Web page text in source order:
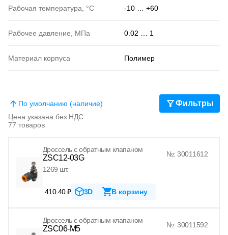
Рабочая температура, °С -10 … +60
Рабочее давление, МПа 0.02 … 1
Материал корпуса Полимер
77 товаров
Цена указана без НДС
По умолчанию (наличие) Фильтры
Дроссель с обратным клапаном
ZSC12-03G
№: 30011612
1269 шт.
410.40 ₽ 3D В корзину
Дроссель с обратным клапаном
ZSC06-M5
№: 30011592